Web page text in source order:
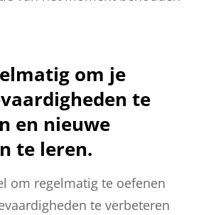
om je
te
en nieuwe
te leren.
om regelmatig te oefenen
te verbeteren